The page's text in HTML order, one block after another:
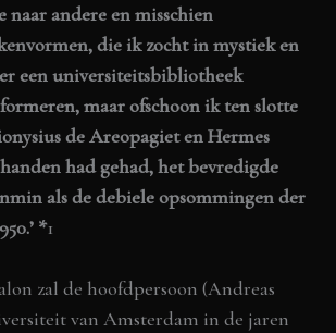
naar andere en misschien
die ik zocht in mystiek en
een universiteitsbibliotheek
maar ofschoon ik ten slotte
de Areopagiet en Hermes
had gehad, het bevredigde
als de debiele opsommingen der
*1
zal de hoofdpersoon (Andreas
van Amsterdam in de jaren